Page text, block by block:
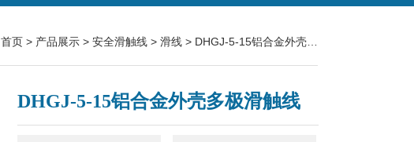
首页 > 产品展示 > 安全滑触线 > 滑线 > DHGJ-5-15铝合金外壳多极滑触线
DHGJ-5-15铝合金外壳多极滑触线